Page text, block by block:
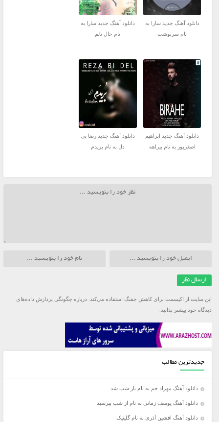
دانلود آهنگ جدید سارا به
نام سرنوشت
دانلود آهنگ جدید سارا به
نام حال دلم
دانلود آهنگ جدید ابراهیم
اصغرپور به نام بیراهه
دانلود آهنگ جدید رضا بی
دل به نام بریدم
این سایت از اکیسمت برای کاهش جفنگ استفاده می‌کند. درباره چگونگی پردازش داده‌های
دیدگاه خود بیشتر بدانید.
جدیدترین مطالب
دانلود آهنگ مهراد جم به نام باز شب شد
دانلود آهنگ یوسف زمانی به نام از شب بپرسید
دانلود آهنگ افشین آذری به نام گلینیک